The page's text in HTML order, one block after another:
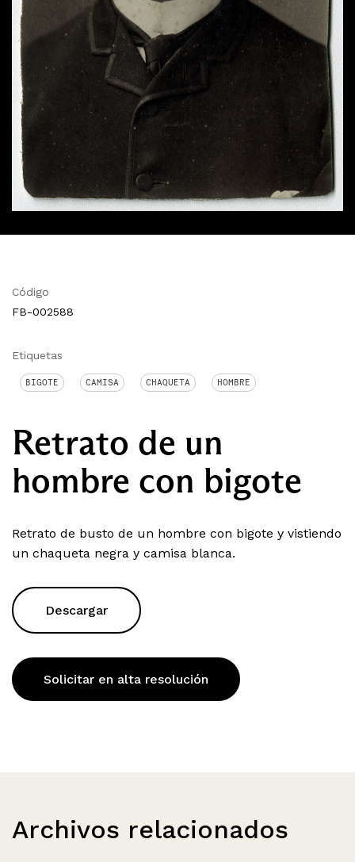
Código
FB-002588
Etiquetas
BIGOTE CAMISA CHAQUETA HOMBRE
Retrato de un
hombre con bigote
Retrato de busto de un hombre con bigote y vistiendo
un chaqueta negra y camisa blanca.
Descargar
Solicitar en alta resolución
Archivos relacionados